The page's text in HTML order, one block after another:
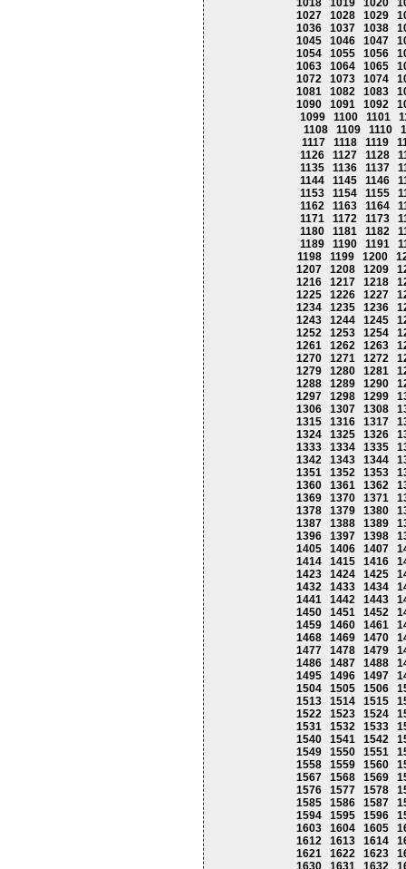
1018
1019 1020
1027
1028 1029
1036
1037 1038
1045
1046 1047
1054
1055 1056
1063
1064 1065
1072
1073 1074
1081
1082 1083
1090
1091 1092
1099
1100 1101
1108
1109 1110
1117
1118 1119
1126
1127 1128
1135
1136 1137
1144
1145 1146
1153
1154 1155
1162
1163 1164
1171
1172 1173
1180
1181 1182
1189
1190 1191
1198
1199 1200
1207
1208 1209
1216
1217 1218
1225
1226 1227
1234
1235 1236
1243
1244 1245
1252
1253 1254
1261
1262 1263
1270
1271 1272
1279
1280 1281
1288
1289 1290
1297
1298 1299
1306
1307 1308
1315
1316 1317
1324
1325 1326
1333
1334 1335
1342
1343 1344
1351
1352 1353
1360
1361 1362
1369
1370 1371
1378
1379 1380
1387
1388 1389
1396
1397 1398
1405
1406 1407
1414
1415 1416
1423
1424 1425
1432
1433 1434
1441
1442 1443
1450
1451 1452
1459
1460 1461
1468
1469 1470
1477
1478 1479
1486
1487 1488
1495
1496 1497
1504
1505 1506
1513
1514 1515
1522
1523 1524
1531
1532 1533
1540
1541 1542
1549
1550 1551
1558
1559 1560
1567
1568 1569
1576
1577 1578
1585
1586 1587
1594
1595 1596
1603
1604 1605
1612
1613 1614
1621
1622 1623